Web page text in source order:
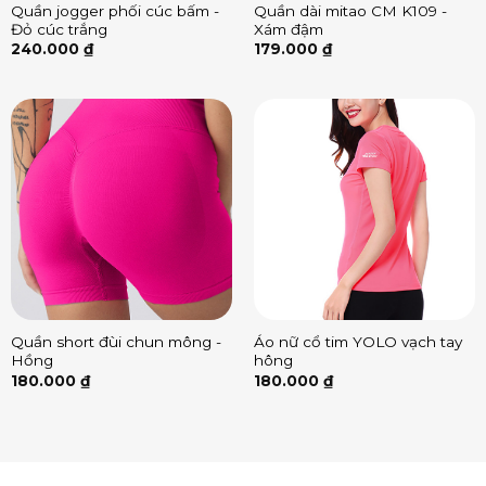
Quần jogger phối cúc bấm -
Đỏ cúc trắng
240.000 ₫
Quần dài mitao CM K109 -
Xám đậm
179.000 ₫
Quần short đùi chun mông -
Hồng
180.000 ₫
Áo nữ cổ tim YOLO vạch tay
hông
180.000 ₫